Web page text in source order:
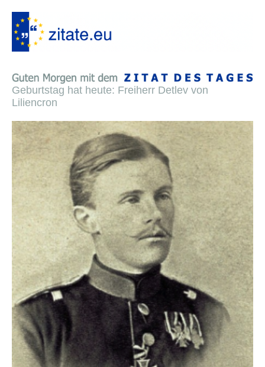
Geburtstag hat heute: Freiherr Detlev von
Liliencron